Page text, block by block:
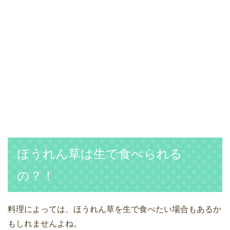
ほうれん草は生で食べられる
の？！
料理によっては、ほうれん草を生で食べたい場合もあるか
もしれませんよね。